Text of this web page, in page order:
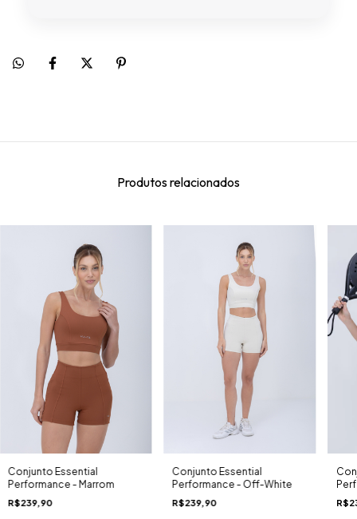
Produtos relacionados
Conjunto Essential
Performance - Marrom
R$239,90
Conjunto Essential
Performance - Off-White
R$239,90